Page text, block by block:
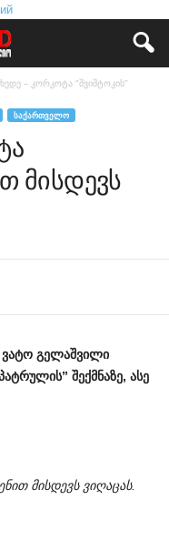
– კორკოტა “შვიშტოკის”
ᲡᲐᲥᲐᲠᲗᲕᲔᲚᲝ
მისდევს
ვატო გელაშვილი
შექმნაზე, ასე
მისდევს ვიღაცას.